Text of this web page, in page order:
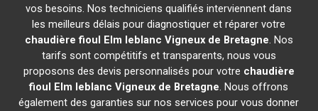
vos besoins. Nos techniciens qualifiés interviennent dans
les meilleurs délais pour diagnostiquer et réparer votre
chaudière fioul Elm leblanc Vigneux de Bretagne. Nos
tarifs sont compétitifs et transparents, nous vous
proposons des devis personnalisés pour votre chaudière
fioul Elm leblanc Vigneux de Bretagne. Nous offrons
également des garanties sur nos services pour vous donner